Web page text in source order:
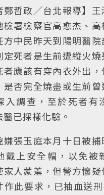
鄭哲政╱台北報導】王
檢署檢察官高愈杰、
方中民昨天到陽明醫院
定死者是生前遭縱火燒
者應該有穿內衣外出
是否完全燒盡或生前曾
入調查，至於死者有
醫已採樣化驗。
嫌張玉庭本月十日被捕
戴上安全帽，以免被
家人蒙羞，但警方懷
作此要求，已抽血送